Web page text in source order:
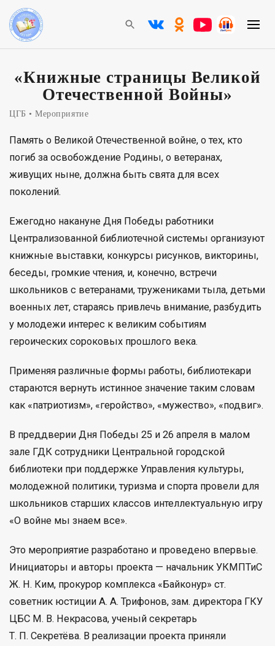
«Книжные страницы Великой
Отечественной Войны»
ЦГБ Мероприятие
Память о Великой Отечественной войне, о тех, кто
погиб за освобождение Родины, о ветеранах,
живущих ныне, должна быть свята для всех
поколений.
Ежегодно накануне Дня Победы работники
Централизованной библиотечной системы организуют
книжные выставки, конкурсы рисунков, викторины,
беседы, громкие чтения, и, конечно, встречи
школьников с ветеранами, тружениками тыла, детьми
военных лет, стараясь привлечь внимание, разбудить
у молодежи интерес к великим событиям
героических сороковых прошлого века.
Применяя различные формы работы, библиотекари
стараются вернуть истинное значение таким словам
как «патриотизм», «геройство», «мужество», «подвиг».
В преддверии Дня Победы 25 и 26 апреля в малом
зале ГДК сотрудники Центральной городской
библиотеки при поддержке Управления культуры,
молодежной политики, туризма и спорта провели для
школьников старших классов интеллектуальную игру
«О войне мы знаем все».
Это мероприятие разработано и проведено впервые.
Инициаторы и авторы проекта — начальник УКМПТиС
Ж. Н. Ким, прокурор комплекса «Байконур» ст.
советник юстиции А. А. Трифонов, зам. директора ГКУ
ЦБС М. В. Некрасова, ученый секретарь
Т. П. Секретёва. В реализации проекта приняли